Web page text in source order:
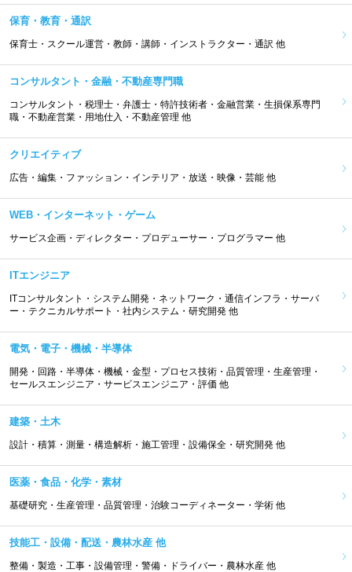
保育・教育・通訳
保育士・スクール運営・教師・講師・インストラクター・通訳 他
コンサルタント・金融・不動産専門職
コンサルタント・税理士・弁護士・特許技術者・金融営業・生損保系専門
職・不動産営業・用地仕入・不動産管理 他
クリエイティブ
広告・編集・ファッション・インテリア・放送・映像・芸能 他
WEB・インターネット・ゲーム
サービス企画・ディレクター・プロデューサー・プログラマー 他
ITエンジニア
ITコンサルタント・システム開発・ネットワーク・通信インフラ・サーバ
ー・テクニカルサポート・社内システム・研究開発 他
電気・電子・機械・半導体
開発・回路・半導体・機械・金型・プロセス技術・品質管理・生産管理・
セールスエンジニア・サービスエンジニア・評価 他
建築・土木
設計・積算・測量・構造解析・施工管理・設備保全・研究開発 他
医薬・食品・化学・素材
基礎研究・生産管理・品質管理・治験コーディネーター・学術 他
技能工・設備・配送・農林水産 他
整備・製造・工事・設備管理・警備・ドライバー・農林水産 他